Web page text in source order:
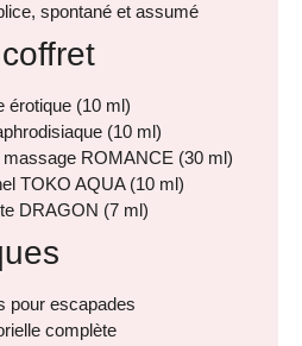
spontané et assumé
érotique (10 ml)
(10 ml)
massage ROMANCE (30 ml)
TOKO AQUA (10 ml)
DRAGON (7 ml)
pour escapades
complète